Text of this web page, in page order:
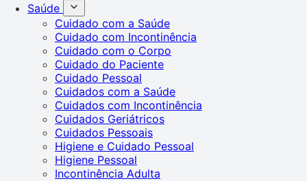
Saúde
Cuidado com a Saúde
Cuidado com Incontinência
Cuidado com o Corpo
Cuidado do Paciente
Cuidado Pessoal
Cuidados com a Saúde
Cuidados com Incontinência
Cuidados Geriátricos
Cuidados Pessoais
Higiene e Cuidado Pessoal
Higiene Pessoal
Incontinência Adulta